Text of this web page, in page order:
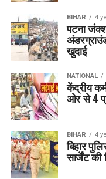
BIHAR 4
पटना
खुदाई
NATIONAL
केंद्रीय
ओर से 4
BIHAR 4
बिहार
सार्जेंट की